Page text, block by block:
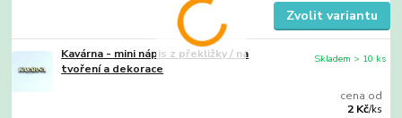
Zvolit variantu
Kavárna - mini nápis z překližky / na
tvoření a dekorace
cena od
2 Kč/ks
Skladem > 10 ks